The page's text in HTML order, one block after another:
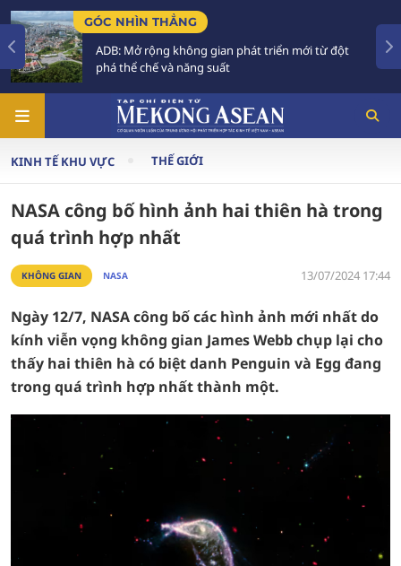
gian phát triển mới từ đột
Tăng trưởng trong
Phải xây dựng thực lực
KINH TẾ KHU VỰC THẾ GIỚI
NASA công bố hình ảnh hai thiên hà trong
quá trình hợp nhất
KHÔNG GIAN NASA 13/07/2024 17:44
Ngày 12/7, NASA công bố các hình ảnh mới nhất do
kính viễn vọng không gian James Webb chụp lại cho
thấy hai thiên hà có biệt danh Penguin và Egg đang
trong quá trình hợp nhất thành một.